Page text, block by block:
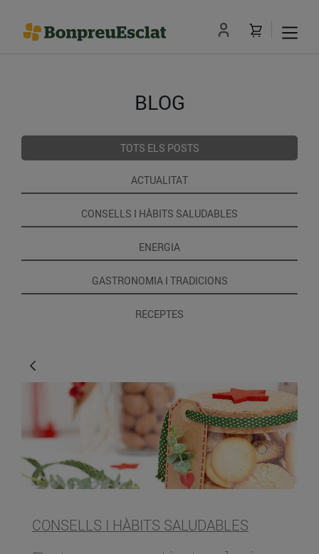
BLOG
TOTS ELS POSTS
ACTUALITAT
CONSELLS I HÀBITS SALUDABLES
ENERGIA
GASTRONOMIA I TRADICIONS
RECEPTES
CONSELLS I HÀBITS SALUDABLES